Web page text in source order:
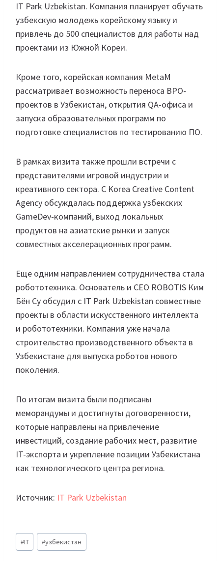
IT Park Uzbekistan. Компания планирует обучать
узбекскую молодежь корейскому языку и
привлечь до 500 специалистов для работы над
проектами из Южной Кореи.
Кроме того, корейская компания MetaM
рассматривает возможность переноса BPO-
проектов в Узбекистан, открытия QA-офиса и
запуска образовательных программ по
подготовке специалистов по тестированию ПО.
В рамках визита также прошли встречи с
представителями игровой индустрии и
креативного сектора. С Korea Creative Content
Agency обсуждалась поддержка узбекских
GameDev-компаний, выход локальных
продуктов на азиатские рынки и запуск
совместных акселерационных программ.
Еще одним направлением сотрудничества стала
робототехника. Основатель и CEO ROBOTIS Ким
Бён Су обсудил с IT Park Uzbekistan совместные
проекты в области искусственного интеллекта
и робототехники. Компания уже начала
строительство производственного объекта в
Узбекистане для выпуска роботов нового
поколения.
По итогам визита были подписаны
меморандумы и достигнуты договоренности,
которые направлены на привлечение
инвестиций, создание рабочих мест, развитие
IT-экспорта и укрепление позиции Узбекистана
как технологического центра региона.
Источник: IT Park Uzbekistan
Метки
записи:
#IT #узбекистан